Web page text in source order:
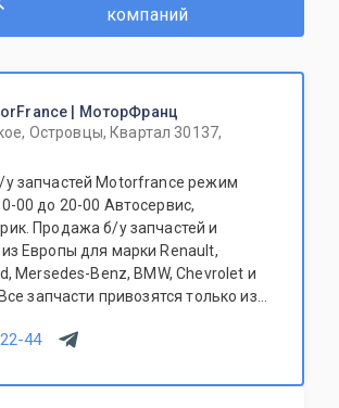
компаний
| МоторФранц
Островцы, Квартал 30137,
у запчастей Motorfrance режим
00 до 20-00 Автосервис,
Продажа б/у запчастей и
из Европы для марки Renault,
Mersedes-Benz, BMW, Chevrolet и
44